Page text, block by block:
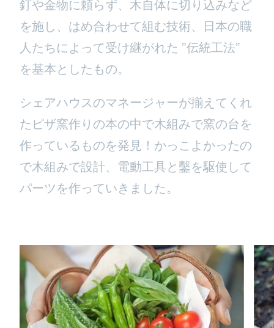
釘や金物に頼らず、木自体に切り込みなど
を施し、はめ合わせて組む技術、日本の職
人たちによって受け継がれた ”伝統工法”
を基本としたもの。
シェアハウスのマネージャーが揃えてくれ
たピザ窯作りの本の中で木組みで窯の台を
作っているものを発見！かっこよかったの
で木組みで設計、電動工具と鑿を駆使して
パーツを作っていきました。